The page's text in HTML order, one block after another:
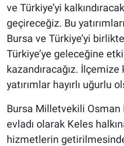
ve Türkiye’yi
geçireceğiz. Bu
Bursa ve Türkiye’yi
Türkiye’ye geleceğine
kazandıracağız. İlçemize
yatırımlar hayırlı uğurlu
Bursa Milletvekili Osman
evladı olarak Keles
hizmetlerin